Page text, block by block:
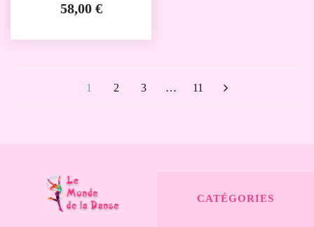
58,00 €
1 2 3 … 11
CATÉGORIES